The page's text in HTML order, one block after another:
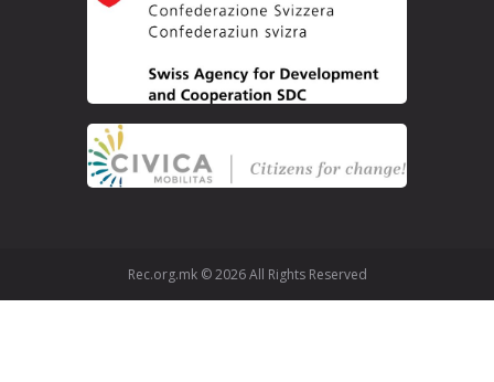
Rec.org.mk © 2026 All Rights Reserved